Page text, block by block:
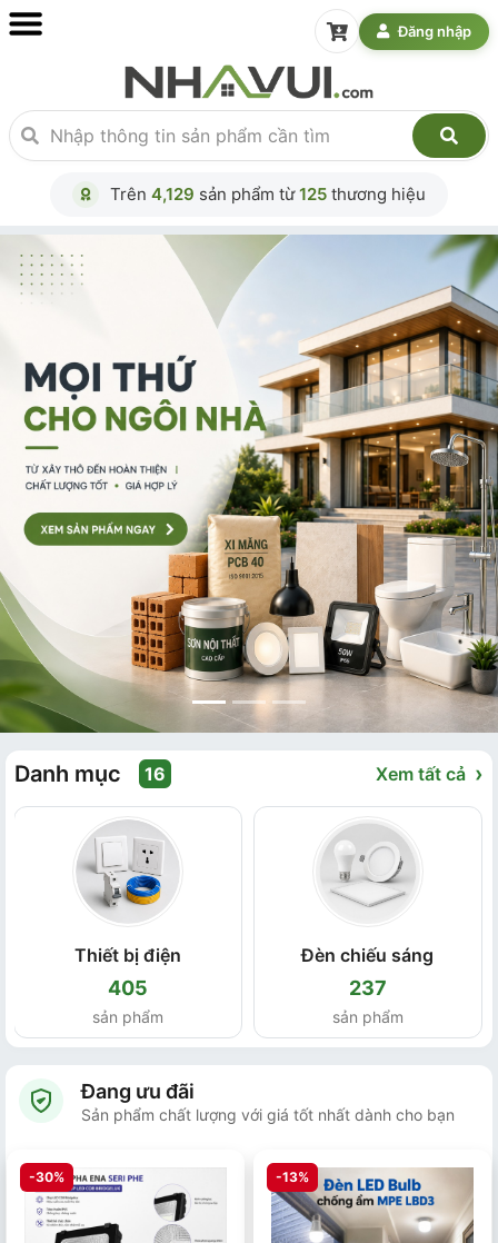
Đăng nhập
Trên 4,129 sản phẩm từ125 thương hiệu
Danh mục 16 Xem tất cả ›
Thiết bị điện
405
sản phẩm
Đèn chiếu sáng
237
sản phẩm
Đang ưu đãi
Sản phẩm chất lượng với giá tốt nhất dành cho bạn
-30% -13%